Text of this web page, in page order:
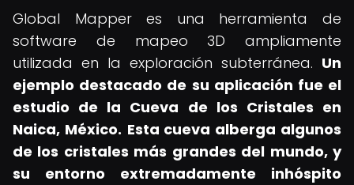
Global Mapper es una herramienta de
software de mapeo 3D ampliamente
utilizada en la exploración subterránea. Un
ejemplo destacado de su aplicación fue el
estudio de la Cueva de los Cristales en
Naica, México. Esta cueva alberga algunos
de los cristales más grandes del mundo, y
su entorno extremadamente inhóspito